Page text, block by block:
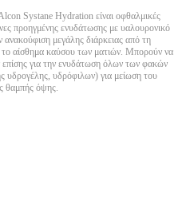
Systane Hydration είναι οφθαλμικές
προηγμένης ενυδάτωσης με υαλουρονικό
μεγάλης διάρκειας από τη
το αίσθημα καύσου των ματιών. Μπορούν να
επίσης για την ενυδάτωση όλων των φακών
υδρογέλης, υδρόφιλων) για μείωση του
θαμπής όψης.